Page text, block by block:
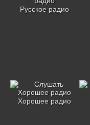
Русское радио
Хорошее радио